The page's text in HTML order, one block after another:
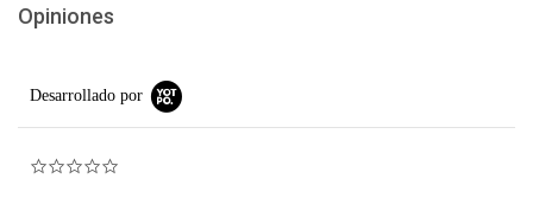
Opiniones
Desarrollado por